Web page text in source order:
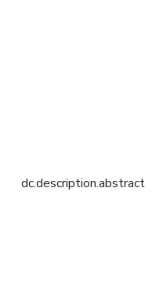
dc.description.abstract